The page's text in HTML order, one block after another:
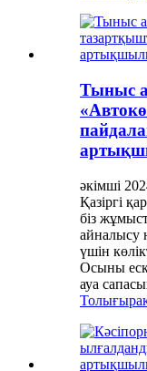
Тыныс
әкімші
Қазіргі
біз
айналысу
үшін
Осыны
ауа